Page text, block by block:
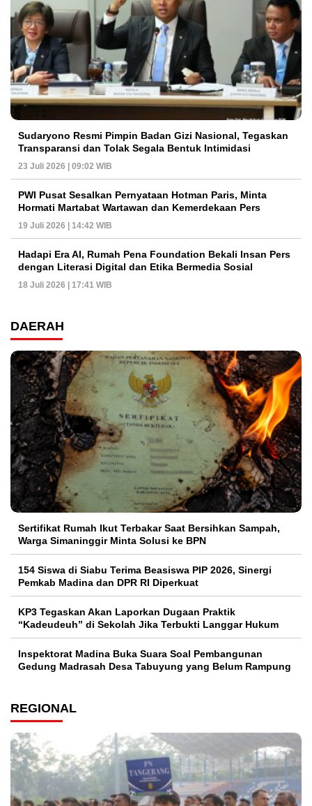
Sudaryono Resmi Pimpin Badan Gizi Nasional, Tegaskan
Transparansi dan Tolak Segala Bentuk Intimidasi
23 Juli 2026 | 09:02 WIB
PWI Pusat Sesalkan Pernyataan Hotman Paris, Minta
Hormati Martabat Wartawan dan Kemerdekaan Pers
19 Juli 2026 | 14:42 WIB
Hadapi Era AI, Rumah Pena Foundation Bekali Insan Pers
dengan Literasi Digital dan Etika Bermedia Sosial
18 Juli 2026 | 17:41 WIB
DAERAH
Sertifikat Rumah Ikut Terbakar Saat Bersihkan Sampah,
Warga Simaninggir Minta Solusi ke BPN
154 Siswa di Siabu Terima Beasiswa PIP 2026, Sinergi
Pemkab Madina dan DPR RI Diperkuat
KP3 Tegaskan Akan Laporkan Dugaan Praktik
“Kadeudeuh” di Sekolah Jika Terbukti Langgar Hukum
Inspektorat Madina Buka Suara Soal Pembangunan
Gedung Madrasah Desa Tabuyung yang Belum Rampung
REGIONAL